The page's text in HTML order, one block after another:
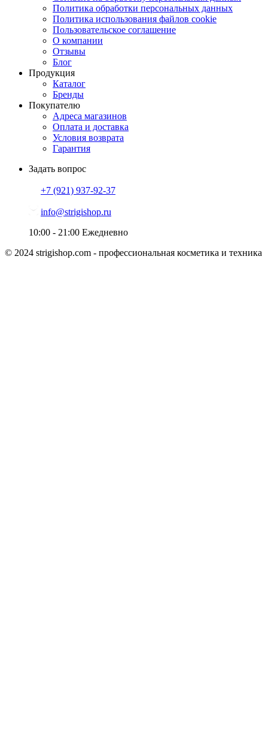
Политика обработки персональных данных
Политика использования файлов cookie
Пользовательское соглашение
О компании
Отзывы
Блог
Продукция
Каталог
Бренды
Покупателю
Адреса магазинов
Оплата и доставка
Условия возврата
Гарантия
Задать вопрос
+7 (921) 937-92-37
info@strigishop.ru
10:00 - 21:00 Ежедневно
© 2024 strigishop.com - профессиональная косметика и техника